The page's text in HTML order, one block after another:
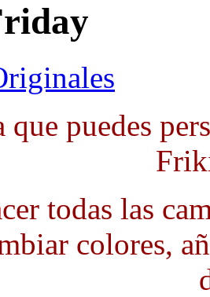
que puedes
todas las
colores,